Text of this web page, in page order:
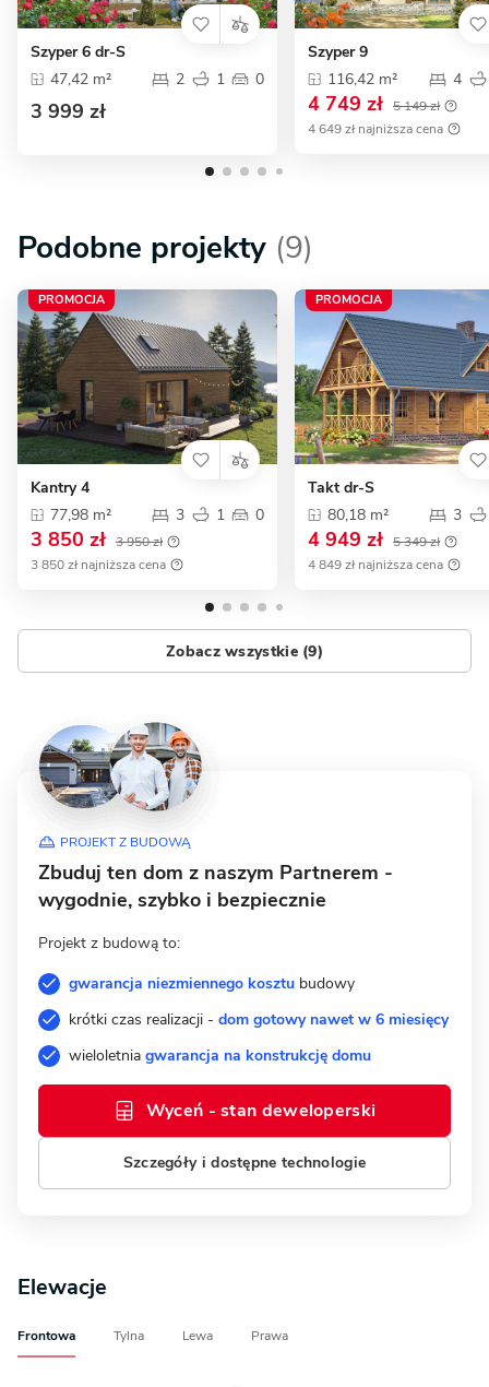
Szyper 6 dr-S
47,42 m²
2 1 0
3 999 zł
Szyper 9
116,42 m²
4
4 749 zł 5 149 zł
4 649 zł najniższa cena
Podobne projekty (9)
PROMOCJA
Kantry 4
77,98 m²
3 1 0
3 850 zł 3 950 zł
3 850 zł najniższa cena
PROMOCJA
Takt dr-S
80,18 m²
3
4 949 zł 5 349 zł
4 849 zł najniższa cena
Zobacz wszystkie (9)
PROJEKT Z BUDOWĄ
Zbuduj ten dom z naszym Partnerem -
wygodnie, szybko i bezpiecznie
Projekt z budową to:
gwarancja niezmiennego kosztu budowy
krótki czas realizacji - dom gotowy nawet w 6 miesięcy
wieloletnia gwarancja na konstrukcję domu
Szczegóły i dostępne technologie
Wyceń - stan deweloperski
Elewacje
Frontowa Tylna Lewa Prawa